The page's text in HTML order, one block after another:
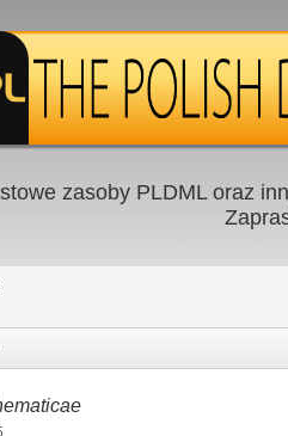
zasoby PLDML oraz